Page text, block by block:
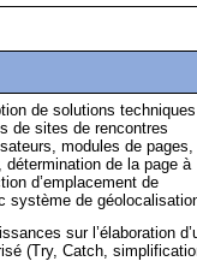
de solutions techniques
de sites de rencontres
modules de pages,
détermination de la page à
d’emplacement de
système de
sur l’élaboration
(Try, Catch,